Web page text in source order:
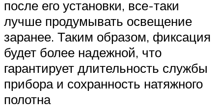
после его установки, все-таки
лучше продумывать освещение
заранее. Таким образом, фиксация
будет более надежной, что
гарантирует длительность службы
прибора и сохранность натяжного
полотна